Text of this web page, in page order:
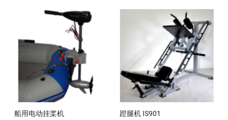
船用电动挂桨机 蹬腿机 IS901